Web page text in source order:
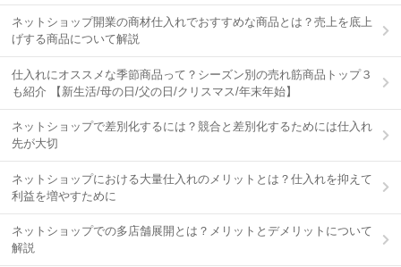
ネットショップ開業の商材仕入れでおすすめな商品とは？売上を底上
げする商品について解説
仕入れにオススメな季節商品って？シーズン別の売れ筋商品トップ３
も紹介 【新生活/母の日/父の日/クリスマス/年末年始】
ネットショップで差別化するには？競合と差別化するためには仕入れ
先が大切
ネットショップにおける大量仕入れのメリットとは？仕入れを抑えて
利益を増やすために
ネットショップでの多店舗展開とは？メリットとデメリットについて
解説